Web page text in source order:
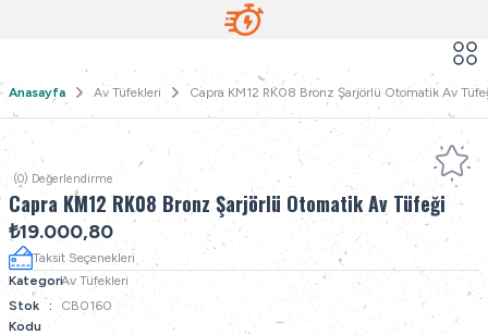
Anasayfa Av Tüfekleri Capra KM12 RK08 Bronz Şarjörlü Otomatik Av
(0) Değerlendirme
Capra KM12 RK08 Bronz Şarjörlü Otomatik Av Tüfeği
₺19.000,80
Taksit Seçenekleri
KategoriAv Tüfekleri
Stok
Kodu
CB0160